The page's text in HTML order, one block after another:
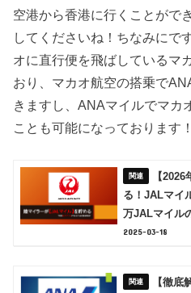
空港から香港に行くことがで
してくださいね！ちなみにで
オに直行便を飛ばしているマ
おり、マカオ航空の搭乗で
きますし、ANAマイルでマカ
ことも可能になっております！
【
る！JALマイ
万JALマイル
2025-03-18
【徹